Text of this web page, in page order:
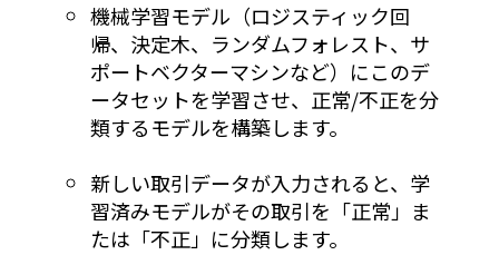
機械学習モデル（ロジスティック回
帰、決定木、ランダムフォレスト、サ
ポートベクターマシンなど）にこのデ
ータセットを学習させ、正常/不正を分
類するモデルを構築します。
新しい取引データが入力されると、学
習済みモデルがその取引を「正常」ま
たは「不正」に分類します。